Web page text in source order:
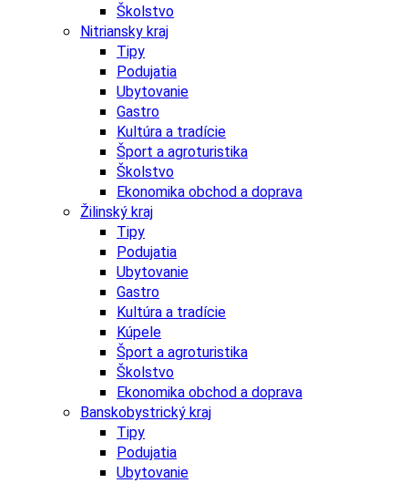
Školstvo
Nitriansky kraj
Tipy
Podujatia
Ubytovanie
Gastro
Kultúra a tradície
Šport a agroturistika
Školstvo
Ekonomika obchod a doprava
Žilinský kraj
Tipy
Podujatia
Ubytovanie
Gastro
Kultúra a tradície
Kúpele
Šport a agroturistika
Školstvo
Ekonomika obchod a doprava
Banskobystrický kraj
Tipy
Podujatia
Ubytovanie